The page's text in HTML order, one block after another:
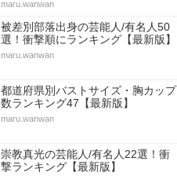
maru.wanwan
被差別部落出身の芸能人/有名人50
選！衝撃順にランキング【最新版】
maru.wanwan
都道府県別バストサイズ・胸カップ
数ランキング47【最新版】
maru.wanwan
崇教真光の芸能人/有名人22選！衝
撃ランキング【最新版】